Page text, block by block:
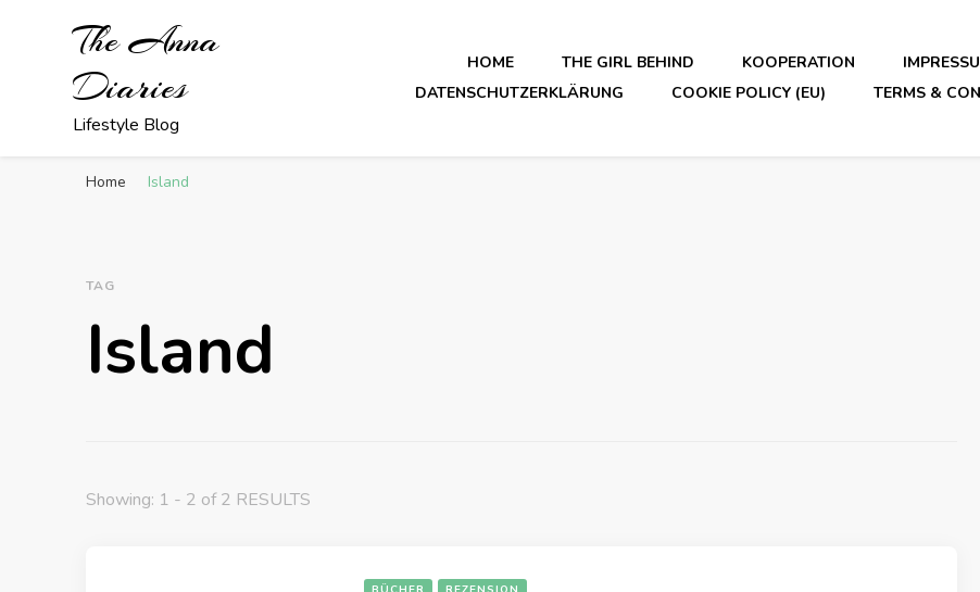
The Anna
Diaries
Lifestyle Blog
HOME THE GIRL BEHIND KOOPERATION
DATENSCHUTZERKLÄRUNG
COOKIE POLICY (EU) TERMS &
Home Island
TAG
Island
Showing: 1 - 2 of 2 RESULTS